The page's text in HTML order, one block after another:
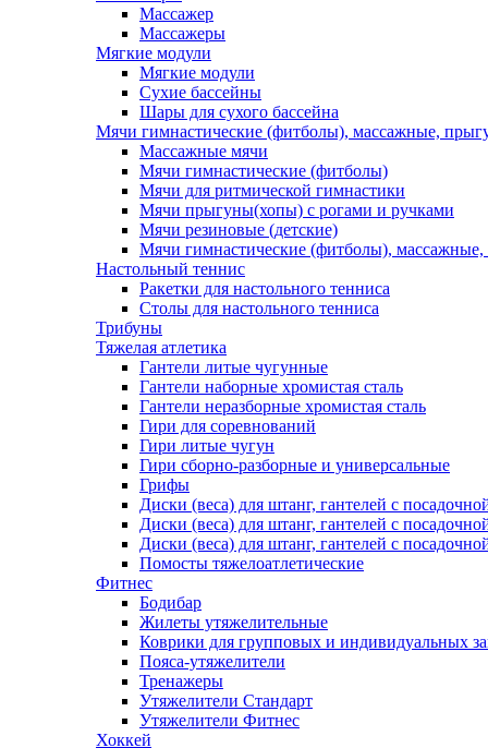
Массажер
Массажеры
Мягкие модули
Мягкие модули
Сухие бассейны
Шары для сухого бассейна
Мячи гимнастические (фитболы), массажные,
Массажные мячи
Мячи гимнастические (фитболы)
Мячи для ритмической гимнастики
Мячи прыгуны(хопы) с рогами и ручками
Мячи резиновые (детские)
Мячи гимнастические (фитболы),
Настольный теннис
Ракетки для настольного тенниса
Столы для настольного тенниса
Трибуны
Тяжелая атлетика
Гантели литые чугунные
Гантели наборные хромистая сталь
Гантели неразборные хромистая сталь
Гири для соревнований
Гири литые чугун
Гири сборно-разборные и универсальные
Грифы
Диски (веса) для штанг, гантелей с
Диски (веса) для штанг, гантелей с
Диски (веса) для штанг, гантелей с
Помосты тяжелоатлетические
Фитнес
Бодибар
Жилеты утяжелительные
Коврики для групповых и индивидуальных
Пояса-утяжелители
Тренажеры
Утяжелители Стандарт
Утяжелители Фитнес
Хоккей